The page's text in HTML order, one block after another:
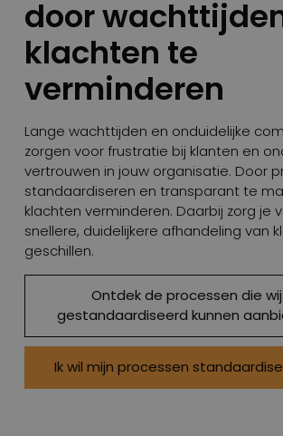
door
klachten te
verminderen
Lange wachttijden en onduidelijke
zorgen voor frustratie bij klanten en
vertrouwen in jouw organisatie. Door
standaardiseren en transparant te
klachten verminderen. Daarbij zorg je
snellere, duidelijkere afhandeling van
geschillen.
Ontdek de processen die wij
gestandaardiseerd kunnen
Ik wil mijn processen